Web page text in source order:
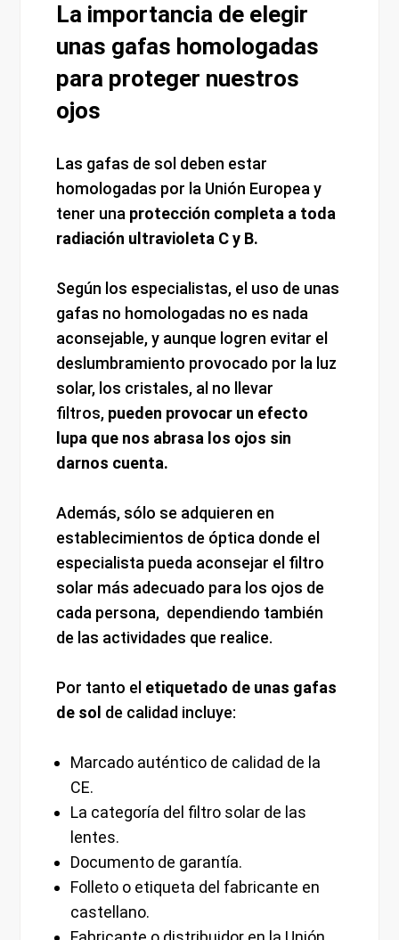
La importancia de elegir
unas gafas homologadas
para proteger nuestros
ojos
Las gafas de sol deben estar
homologadas por la Unión Europea y
tener una protección completa a toda
radiación ultravioleta C y B.
Según los especialistas, el uso de unas
gafas no homologadas no es nada
aconsejable, y aunque logren evitar el
deslumbramiento provocado por la luz
solar, los cristales, al no llevar
filtros, pueden provocar un efecto
lupa que nos abrasa los ojos sin
darnos cuenta.
Además, sólo se adquieren en
establecimientos de óptica donde el
especialista pueda aconsejar el filtro
solar más adecuado para los ojos de
cada persona, dependiendo también
de las actividades que realice.
Por tanto el etiquetado de unas gafas
de sol de calidad incluye:
Marcado auténtico de calidad de la
CE.
La categoría del filtro solar de las
lentes.
Documento de garantía.
Folleto o etiqueta del fabricante en
castellano.